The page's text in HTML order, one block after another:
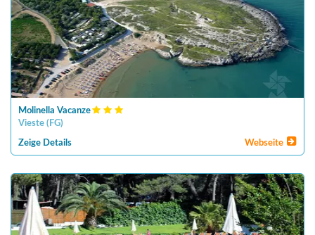
Molinella Vacanze
Vieste ( FG)
Zeige Details Webseite